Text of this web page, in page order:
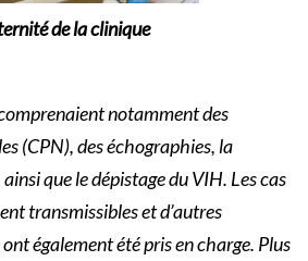
de la clinique
notamment des
(CPN), des échographies, la
que le dépistage du VIH. Les cas
transmissibles et d’autres
également été pris en charge. Plus